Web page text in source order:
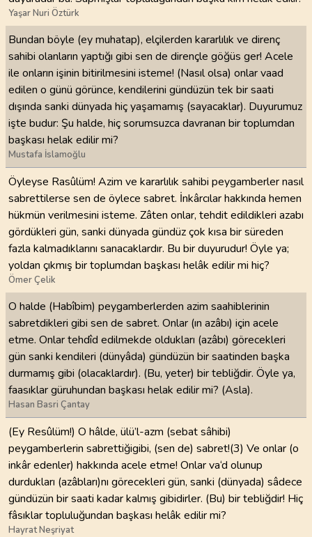
Yaşar Nuri Öztürk
Bundan böyle (ey muhatap), elçilerden kararlılık ve direnç
sahibi olanların yaptığı gibi sen de dirençle göğüs ger! Acele
ile onların işinin bitirilmesini isteme! (Nasıl olsa) onlar vaad
edilen o günü görünce, kendilerini gündüzün tek bir saati
dışında sanki dünyada hiç yaşamamış (sayacaklar). Duyurumuz
işte budur: Şu halde, hiç sorumsuzca davranan bir toplumdan
başkası helak edilir mi?
Mustafa İslamoğlu
Öyleyse Rasûlüm! Azim ve kararlılık sahibi peygamberler nasıl
sabrettilerse sen de öylece sabret. İnkârcılar hakkında hemen
hükmün verilmesini isteme. Zâten onlar, tehdit edildikleri azabı
gördükleri gün, sanki dünyada gündüz çok kısa bir süreden
fazla kalmadıklarını sanacaklardır. Bu bir duyurudur! Öyle ya;
yoldan çıkmış bir toplumdan başkası helâk edilir mi hiç?
Ömer Çelik
O halde (Habîbim) peygamberlerden azim saahiblerinin
sabretdikleri gibi sen de sabret. Onlar (ın azâbı) için acele
etme. Onlar tehdîd edilmekde oldukları (azâbı) görecekleri
gün sanki kendileri (dünyâda) gündüzün bir saatinden başka
durmamış gibi (olacaklardır). (Bu, yeter) bir tebliğdir. Öyle ya,
faasıklar güruhundan başkası helak edilir mi? (Asla).
Hasan Basri Çantay
(Ey Resûlüm!) O hâlde, ülü’l-azm (sebat sâhibi)
peygamberlerin sabrettiğigibi, (sen de) sabret!(3) Ve onlar (o
inkâr edenler) hakkında acele etme! Onlar va‘d olunup
durdukları (azâbları)nı görecekleri gün, sanki (dünyada) sâdece
gündüzün bir saati kadar kalmış gibidirler. (Bu) bir tebliğdir! Hiç
fâsıklar topluluğundan başkası helâk edilir mi?
Hayrat Neşriyat